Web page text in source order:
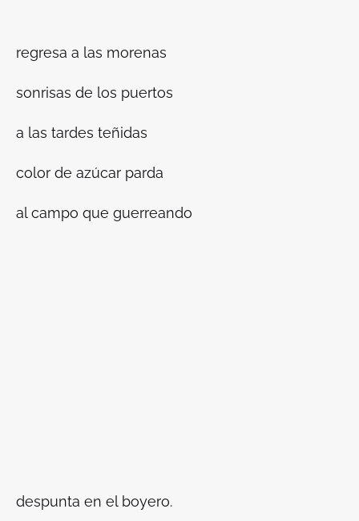
regresa a las morenas
sonrisas de los puertos
a las tardes teñidas
color de azúcar parda
al campo que guerreando
despunta en el boyero.